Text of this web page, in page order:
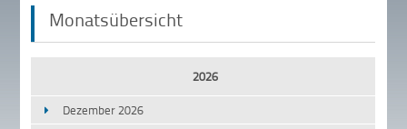
Monatsübersicht
2026
Dezember 2026